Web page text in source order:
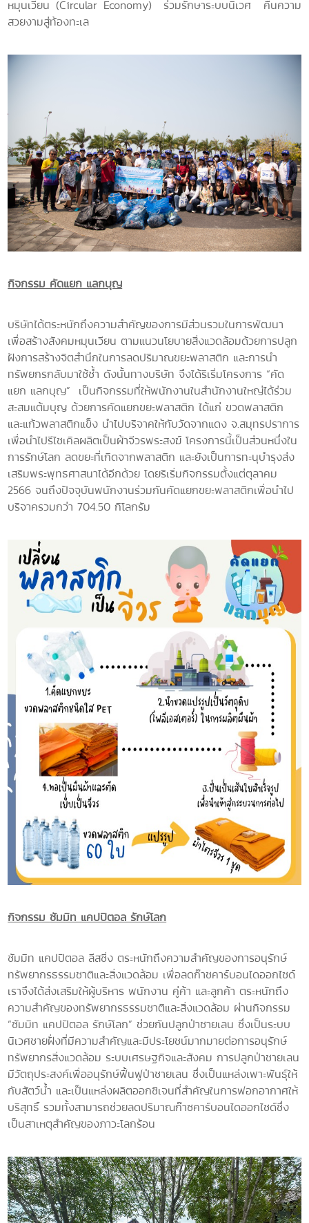
หมุนเวียน (Circular Economy) ร่วมรักษาระบบนิเวศ คืนความ
สวยงามสู่ท้องทะเล
กิจกรรม คัดแยก แลกบุญ
บริษัทได้ตระหนักถึงความสำคัญของการมีส่วนรวมในการพัฒนา
เพื่อสร้างสังคมหมุนเวียน ตามแนวนโยบายสิ่งแวดล้อมด้วยการปลูก
ฝังการสร้างจิตสำนึกในการลดปริมาณขยะพลาสติก และการนำ
ทรัพยกรกลับมาใช้ซ้ำ ดังนั้นทางบริษัท จึงได้ริเริ่มโครงการ “คัด
แยก แลกบุญ”
เป็นกิจกรรมที่ให้พนักงานในสำนักงานใหญ่ได้ร่วม
สะสมแต้มบุญ ด้วยการคัดแยกขยะพลาสติก ได้แก่ ขวดพลาสติก
และแก้วพลาสติกแข็ง นำไปบริจาคให้กับวัดจากแดง จ.สมุทรปราการ
เพื่อนำไปรีไซเคิลผลิตเป็นผ้าจีวรพระสงฆ์ โครงการนี้เป็นส่วนหนึ่งใน
การรักษ์โลก ลดขยะที่เกิดจากพลาสติก และยังเป็นการทะนุบำรุงส่ง
เสริมพระพุทธศาสนาได้อีกด้วย โดยริเริ่มกิจกรรมตั้งแต่ตุลาคม
2566 จนถึงปัจจุบันพนักงานร่วมกันคัดแยกขยะพลาสติกเพื่อนำไป
บริจาครวมกว่า 704.50 กิโลกรัม
กิจกรรมซัมมิท แคปปิตอล รักษ์โลก
ซัมมิท แคปปิตอล ลีสซิ่ง ตระหนักถึงความสำคัญของการอนุรักษ์
ทรัพยากรธรรมชาติและสิ่งแวดล้อม เพื่อลดก๊าซคาร์บอนไดออกไซด์
เราจึงได้ส่งเสริมให้ผู้บริหาร พนักงาน คู่ค้า และลูกค้า ตระหนักถึง
ความสำคัญของทรัพยากรธรรมชาติและสิ่งแวดล้อม ผ่านกิจกรรม
“ซัมมิท แคปปิตอล รักษ์โลก” ช่วยกันปลูกป่าชายเลน ซึ่งเป็นระบบ
นิเวศชายฝั่งที่มีความสำคัญและมีประโยชน์มากมายต่อการอนุรักษ์
ทรัพยากรสิ่งแวดล้อม ระบบเศรษฐกิจและสังคม การปลูกป่าชายเลน
มีวัตถุประสงค์เพื่ออนุรักษ์ฟื้นฟูป่าชายเลน ซึ่งเป็นแหล่งเพาะพันธุ์ให้
กับสัตว์น้ำ และเป็นแหล่งผลิตออกซิเจนที่สำคัญในการฟอกอากาศให้
บริสุทธิ์ รวมทั้งสามารถช่วยลดปริมาณก๊าซคาร์บอนไดออกไซด์ซึ่ง
เป็นสาเหตุสำคัญของภาวะโลกร้อน